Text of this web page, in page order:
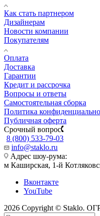
Как стать партнером
Дизайнерам
Новости компании
Покупателям
Оплата
Доставка
Гарантии
Кредит и рассрочка
Вопросы и ответы
Самостоятельная сборка
Политика
Публичная оферта
Срочный вопрос
8 (800) 533-79-03
info@staklo.ru
Адрес шоу-рума:
м Каширская, 1-й
Вконтакте
YouTube
2026 Copyright © Staklo.